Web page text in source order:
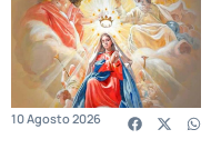
10 Agosto 2026